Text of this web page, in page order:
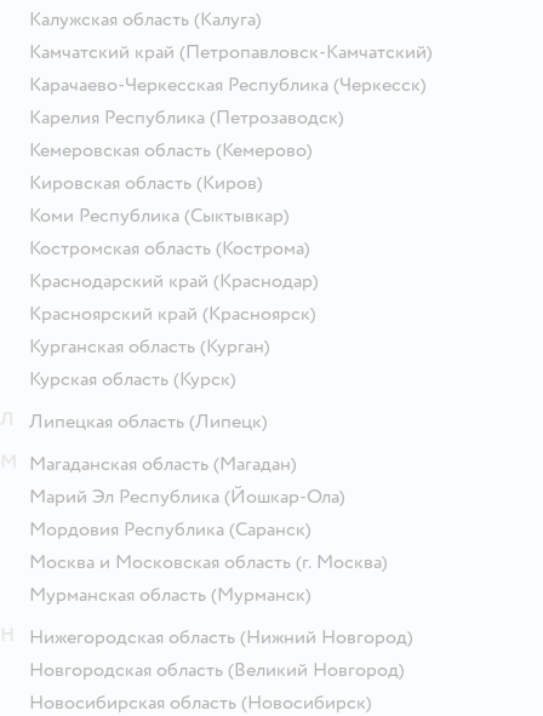
Калужская область (Калуга)
Камчатский край (Петропавловск-Камчатский)
Карачаево-Черкесская Республика (Черкесск)
Карелия Республика (Петрозаводск)
Кемеровская область (Кемерово)
Кировская область (Киров)
Коми Республика (Сыктывкар)
Костромская область (Кострома)
Краснодарский край (Краснодар)
Красноярский край (Красноярск)
Курганская область (Курган)
Курская область (Курск)
Липецкая область (Липецк)
Магаданская область (Магадан)
Марий Эл Республика (Йошкар-Ола)
Мордовия Республика (Саранск)
Москва и Московская область (г. Москва)
Мурманская область (Мурманск)
Нижегородская область (Нижний Новгород)
Новгородская область (Великий Новгород)
Новосибирская область (Новосибирск)